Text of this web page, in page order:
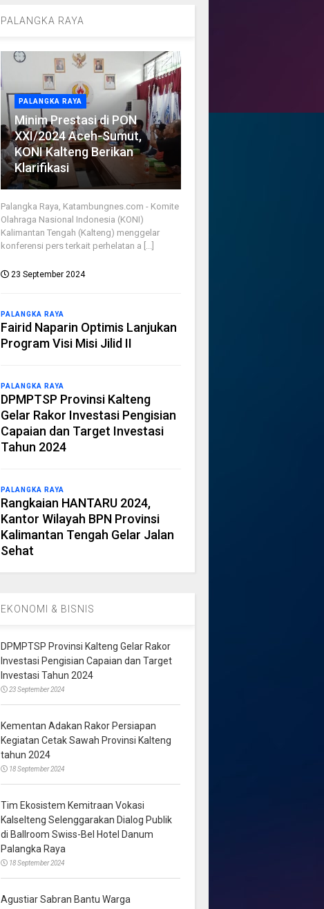
PALANGKA RAYA
PALANGKA RAYA
Minim Prestasi di PON
XXI/2024 Aceh-Sumut,
KONI Kalteng Berikan
Klarifikasi
Palangka Raya, Katambungnes.com - Komite
Olahraga Nasional Indonesia (KONI)
Kalimantan Tengah (Kalteng) menggelar
konferensi pers terkait perhelatan a [...]
23 September 2024
PALANGKA RAYA
Fairid Naparin Optimis Lanjukan
Program Visi Misi Jilid II
PALANGKA RAYA
DPMPTSP Provinsi Kalteng
Gelar Rakor Investasi Pengisian
Capaian dan Target Investasi
Tahun 2024
PALANGKA RAYA
Rangkaian HANTARU 2024,
Kantor Wilayah BPN Provinsi
Kalimantan Tengah Gelar Jalan
Sehat
EKONOMI & BISNIS
DPMPTSP Provinsi Kalteng Gelar Rakor
Investasi Pengisian Capaian dan Target
Investasi Tahun 2024
23 September 2024
Kementan Adakan Rakor Persiapan
Kegiatan Cetak Sawah Provinsi Kalteng
tahun 2024
18 September 2024
Tim Ekosistem Kemitraan Vokasi
Kalselteng Selenggarakan Dialog Publik
di Ballroom Swiss-Bel Hotel Danum
Palangka Raya
18 September 2024
Agustiar Sabran Bantu Warga